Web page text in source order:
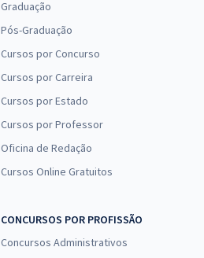
Comprar
Graduação
Pós-Graduação
Cursos por Concurso
Cursos por Carreira
Cursos por Estado
Cursos por Professor
Oficina de Redação
Cursos Online Gratuitos
CONCURSOS POR PROFISSÃO
Concursos Administrativos